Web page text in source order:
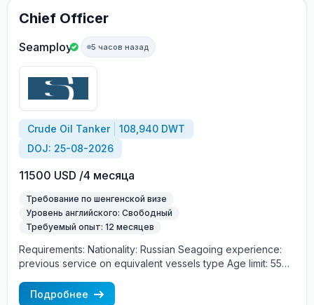
Chief Officer
Seamploy 5 часов назад
Crude Oil Tanker
108,940 DWT
DOJ: 25-08-2026
11500 USD /4 месяца
Требование по шенгенской визе
Уровень английского: Свободный
Требуемый опыт: 12 месяцев
Requirements: Nationality: Russian Seagoing experience:
previous service on equivalent vessels type Age limit: 55
Подробнее